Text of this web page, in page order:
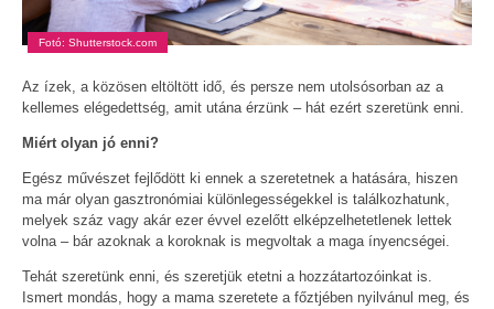
Fotó: Shutterstock.com
Az ízek, a közösen eltöltött idő, és persze nem utolsósorban az a
kellemes elégedettség, amit utána érzünk – hát ezért szeretünk enni.
Miért olyan jó enni?
Egész művészet fejlődött ki ennek a szeretetnek a hatására, hiszen
ma már olyan gasztronómiai különlegességekkel is találkozhatunk,
melyek száz vagy akár ezer évvel ezelőtt elképzelhetetlenek lettek
volna – bár azoknak a koroknak is megvoltak a maga ínyencségei.
Tehát szeretünk enni, és szeretjük etetni a hozzátartozóinkat is.
Ismert mondás, hogy a mama szeretete a főztjében nyilvánul meg, és